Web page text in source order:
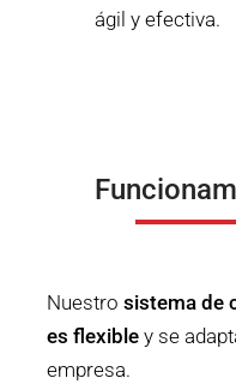
ágil y efectiva.
Nuestro sistema de
es flexibley se
empresa.